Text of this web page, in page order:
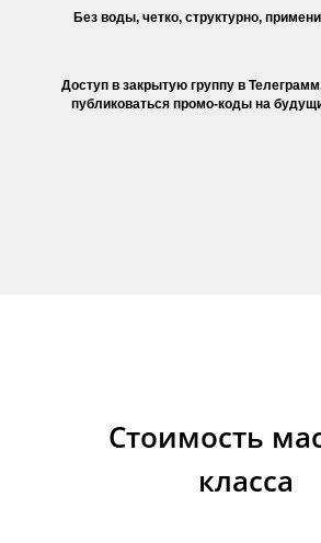
Без воды, четко, структурно,
Доступ в закрытую группу в
публиковаться промо-коды на
Стоимость
класса